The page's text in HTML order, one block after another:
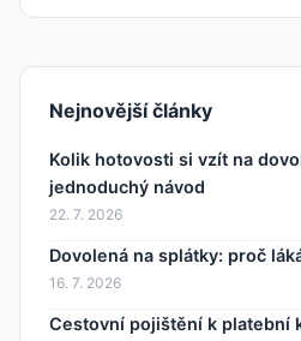
Nejnovější články
Kolik hotovosti si vzít na
jednoduchý návod
22. 7. 2026
Dovolená na splátky: proč
16. 7. 2026
Cestovní pojištění k platební